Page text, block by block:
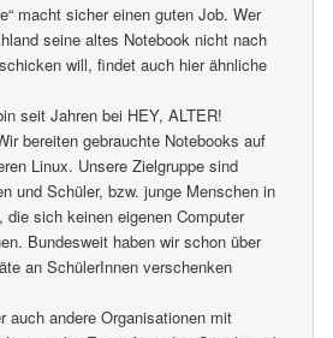
macht sicher einen guten Job. Wer
seine altes Notebook nicht nach
will, findet auch hier ähnliche
seit Jahren bei HEY, ALTER!
bereiten gebrauchte Notebooks auf
Linux. Unsere Zielgruppe sind
und Schüler, bzw. junge Menschen in
die sich keinen eigenen Computer
Bundesweit haben wir schon über
an SchülerInnen verschenken
auch andere Organisationen mit